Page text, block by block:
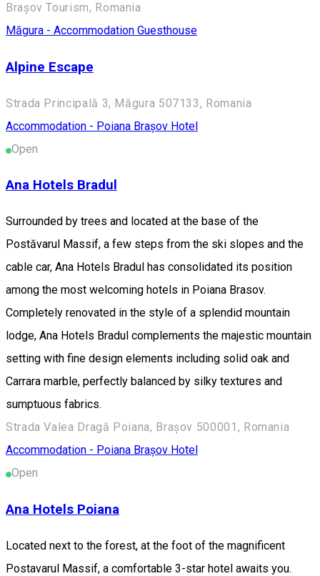
Brașov Tourism, Romania
Măgura - Accommodation Guesthouse
Alpine Escape
Strada Principală 3, Măgura 507133, Romania
Accommodation - Poiana Brașov Hotel
Open
Ana Hotels Bradul
Surrounded by trees and located at the base of the
Postăvarul Massif, a few steps from the ski slopes and the
cable car, Ana Hotels Bradul has consolidated its position
among the most welcoming hotels in Poiana Brasov.
Completely renovated in the style of a splendid mountain
lodge, Ana Hotels Bradul complements the majestic mountain
setting with fine design elements including solid oak and
Carrara marble, perfectly balanced by silky textures and
sumptuous fabrics.
Strada Valea Dragă Poiana, Brașov 500001, Romania
Accommodation - Poiana Brașov Hotel
Open
Ana Hotels Poiana
Located next to the forest, at the foot of the magnificent
Postavarul Massif, a comfortable 3-star hotel awaits you.